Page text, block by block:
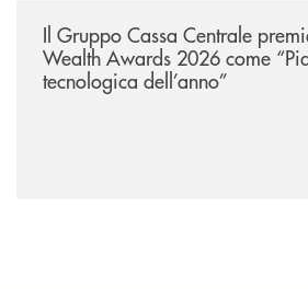
Il Gruppo Cassa Centrale
Wealth Awards 2026 come
tecnologica dell’anno”